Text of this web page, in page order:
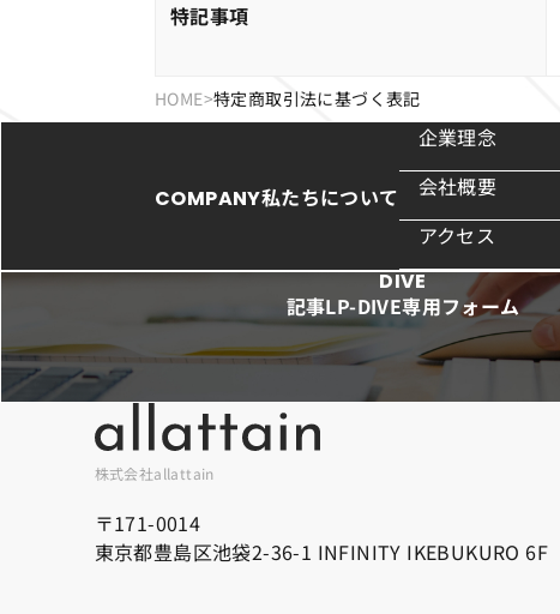
特記事項
HOME 特定商取引法に基づく表記
COMPANY私たちについて
企業理念
会社概要
アクセス
DIVE
記事LP-DIVE専用フォーム
株式会社allattain
〒171-0014
東京都豊島区池袋2-36-1 INFINITY IKEBUKURO 6F